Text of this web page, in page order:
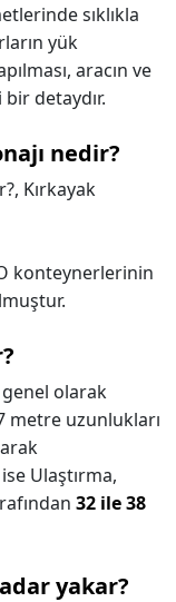
sıklıkla
yük
aracın ve
detaydır.
nedir?
Kırkayak
konteynerlerinin
olarak
metre uzunlukları
Ulaştırma,
32 ile 38
yakar?